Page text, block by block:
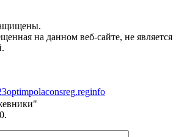
на данном веб-сайте, не является
optimpolaconsreg.reginfo